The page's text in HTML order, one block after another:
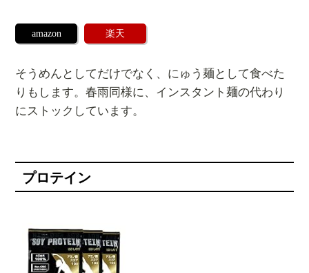
amazon 楽天
そうめんとしてだけでなく、にゅう麺として食べた
りもします。春雨同様に、インスタント麺の代わり
にストックしています。
プロテイン